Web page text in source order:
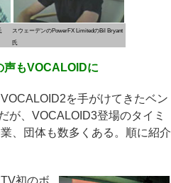
スウェーデンのPowerFX LimitedのBil Bryant
氏
声もVOCALOIDに
を手がけてきたベン
が、VOCALOID3登場のタイミ
、団体も数多くある。順に紹介
初のボ